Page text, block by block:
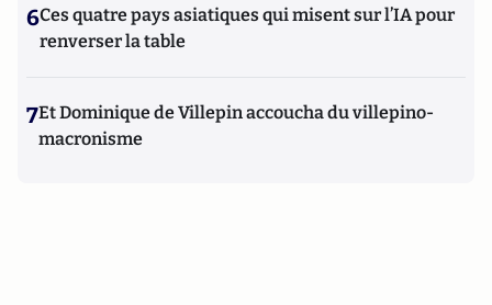
6Ces quatre pays asiatiques qui misent sur l’IA pour
renverser la table
7Et Dominique de Villepin accoucha du villepino-
macronisme